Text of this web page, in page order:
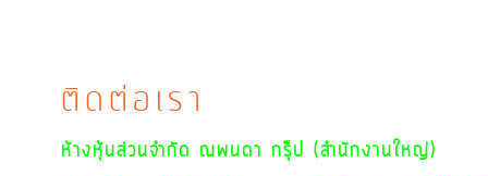
ติดต่อเรา
ห้างหุ้นส่วนจำกัด ณพนดา กรุ๊ป (สำนักงานใหญ่)